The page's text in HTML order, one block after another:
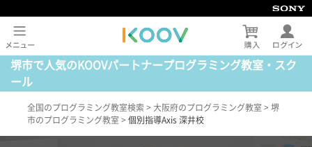
堺市で人気のKOOVパートナープログラミング教室・スク
ール
全国のプログラミング教室検索 > 大阪府のプログラミング教室 > 堺
市のプログラミング教室 > 個別指導Axis 深井校